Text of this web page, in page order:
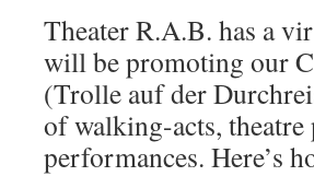
Theater R.A.B. has a
will be promoting our
(Trolle auf der
of walking-acts, theatre
performances. Here’s